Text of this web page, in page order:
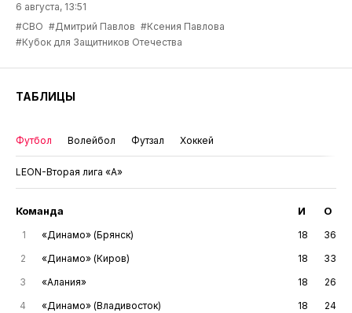
6 августа, 13:51
#СВО #Дмитрий Павлов #Ксения Павлова
#Кубок для Защитников Отечества
ТАБЛИЦЫ
Футбол Волейбол Футзал Хоккей
LEON-Вторая лига «А»
Команда И О
1 «Динамо» (Брянск) 18
36
2
«Динамо» (Киров) 18
33
3
«Алания» 18
26
4
«Динамо» (Владивосток) 18
24